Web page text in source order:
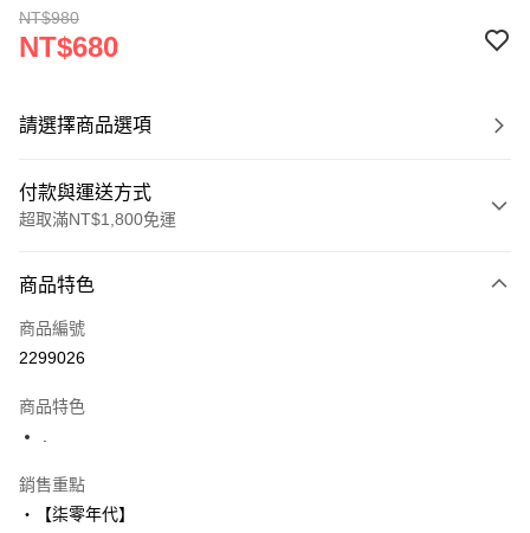
NT$980
NT$680
請選擇商品選項
付款與運送方式
超取滿NT$1,800免運
信用卡一次付款
超商取貨付款
街口支付
悠遊付
商品特色
商品編號
2299026
商品特色
銷售重點
‧【柒零年代】